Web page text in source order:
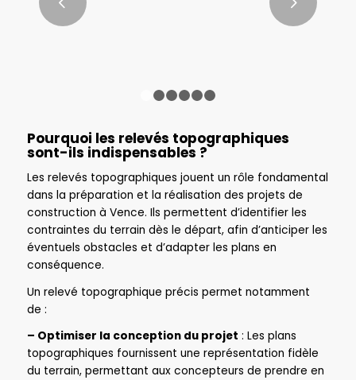
Pourquoi les relevés topographiques
sont-ils indispensables ?
Les relevés topographiques jouent un rôle fondamental
dans la préparation et la réalisation des projets de
construction à Vence. Ils permettent d’identifier les
contraintes du terrain dès le départ, afin d’anticiper les
éventuels obstacles et d’adapter les plans en
conséquence.
Un relevé topographique précis permet notamment
de :
– Optimiser la conception du projet : Les plans
topographiques fournissent une représentation fidèle
du terrain, permettant aux concepteurs de prendre en